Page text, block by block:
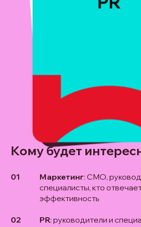
Маркетинг: CMO,
специалисты, кто
эффективность
PR: руководители и
01
02
Кому будет